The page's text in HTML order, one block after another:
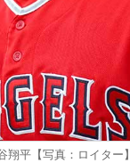
翔平【写真：ロイター】